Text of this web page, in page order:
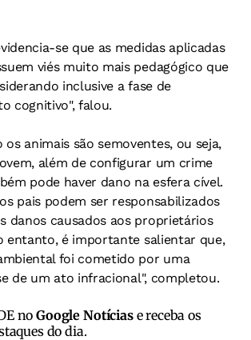
se que as medidas aplicadas
viés muito mais pedagógico que
inclusive a fase de
cognitivo", falou.
os animais são semoventes, ou seja,
além de configurar um crime
pode haver dano na esfera cível.
pais podem ser responsabilizados
danos causados aos proprietários
entanto, é importante salientar que,
foi cometido por uma
de um ato infracional", completou.
noGoogle Notíciase receba os
do dia.